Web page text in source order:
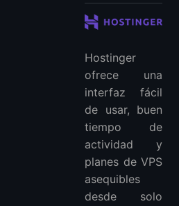
Hostinger
ofrece una
interfaz fácil
de usar, buen
tiempo de
actividad y
planes de VPS
asequibles
desde solo